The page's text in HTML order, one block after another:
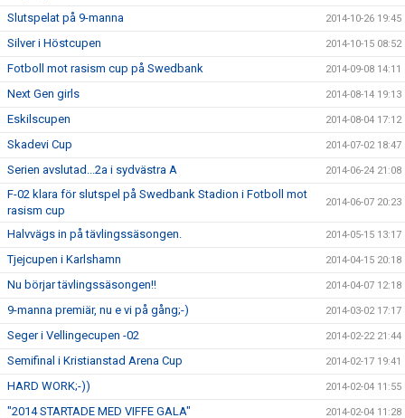
Slutspelat på 9-manna 2014-10-26 19:45
Silver i Höstcupen 2014-10-15 08:52
Fotboll mot rasism cup på Swedbank 2014-09-08 14:11
Next Gen girls 2014-08-14 19:13
Eskilscupen 2014-08-04 17:12
Skadevi Cup 2014-07-02 18:47
Serien avslutad...2a i sydvästra A 2014-06-24 21:08
F-02 klara för slutspel på Swedbank Stadion i Fotboll mot
rasism cup
2014-06-07 20:23
Halvvägs in på tävlingssäsongen. 2014-05-15 13:17
Tjejcupen i Karlshamn 2014-04-15 20:18
Nu börjar tävlingssäsongen!! 2014-04-07 12:18
9-manna premiär, nu e vi på gång;-) 2014-03-02 17:17
Seger i Vellingecupen -02 2014-02-22 21:44
Semifinal i Kristianstad Arena Cup 2014-02-17 19:41
HARD WORK;-)) 2014-02-04 11:55
"2014 STARTADE MED VIFFE GALA" 2014-02-04 11:28